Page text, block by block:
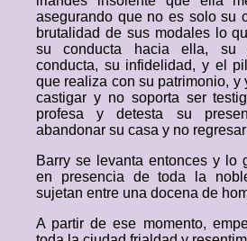
asegurando que no es solo su
brutalidad de sus modales lo
su conducta hacia ella, su
conducta, su infidelidad, y el
que realiza con su patrimonio, y
castigar y no soporta ser
profesa y detesta su
abandonar su casa y no
Barry se levanta entonces y lo
en presencia de toda la
sujetan entre una docena de
A partir de ese momento,